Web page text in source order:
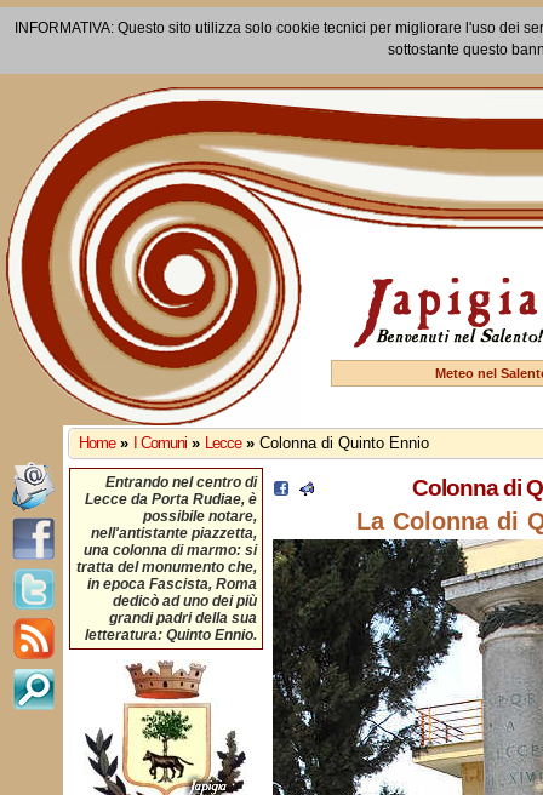
INFORMATIVA: Questo sito utilizza solo cookie tecnici per migliorare l'uso dei
sottostante questo
Meteo nel
Home » I Comuni » Lecce » Colonna di Quinto Ennio
Entrando nel centro di
Lecce da Porta Rudiae, è
possibile notare,
nell'antistante piazzetta,
una colonna di marmo: si
tratta del monumento che,
in epoca Fascista, Roma
dedicò ad uno dei più
grandi padri della sua
letteratura: Quinto Ennio.
Colonna di
La Colonna di